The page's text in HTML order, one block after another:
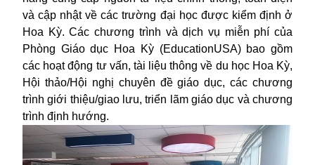
và cập nhật về các trường đại học được kiểm định ở
Hoa Kỳ. Các chương trình và dịch vụ miễn phí của
Phòng Giáo dục Hoa Kỳ (EducationUSA) bao gồm
các hoạt động tư vấn, tài liệu thông về du học Hoa Kỳ,
Hội thảo/Hội nghị chuyên đề giáo dục, các chương
trình giới thiệu/giao lưu, triển lãm giáo dục và chương
trình định hướng.